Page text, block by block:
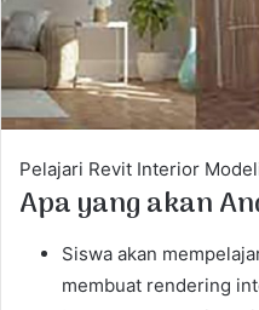
Pelajari Revit Interior
Apa yang akan
Siswa akan
membuat rendering